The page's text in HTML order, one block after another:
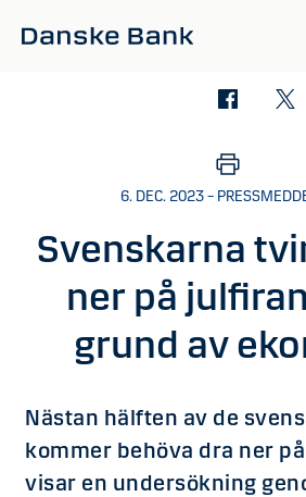
6. DEC. 2023 –
Svenskarna
ner på
grund av
Nästan hälften av de
kommer behöva dra ner
visar en undersökning